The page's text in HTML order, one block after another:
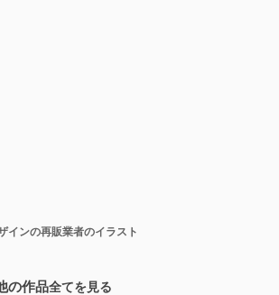
インの再販業者のイラスト
の作品全てを見る